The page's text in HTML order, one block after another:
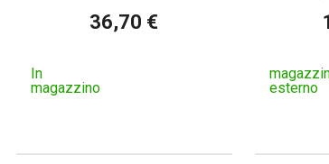
36,70 €
In
magazzino
esterno